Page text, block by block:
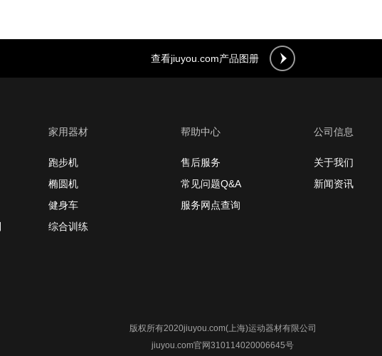
查看jiuyou.com产品图册
家用器材
跑步机
椭圆机
健身车
综合训练
帮助中心
售后服务
常见问题Q&A
服务网点查询
公司信息
关于我们
新闻资讯
版权所有2020jiuyou.com(上海)运动器材有限公司
jiuyou.com官网310114020006645号